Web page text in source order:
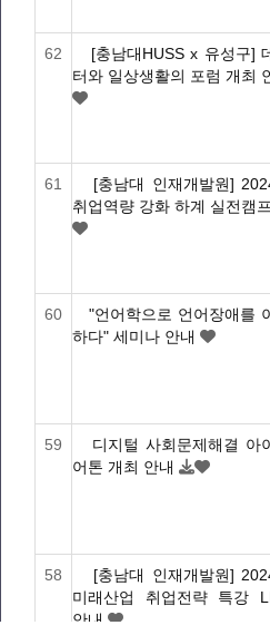
62
[충남대HUSS x 유성구]
터와 일상생활의 포럼 개최
61
[충남대 인재개발원]
취업역량 강화 하계 실전캠프
60
"언어학으로 언어장애를
하다" 세미나 안내
59
디지털 사회문제해결 아
어톤 개최 안내
58
[충남대 인재개발원]
미래산업 취업전략 특강
안내